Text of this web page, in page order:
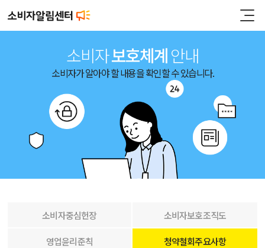
소비자보호체계안내
소비자가 알아야 할 내용을 확인할 수 있습니다.
소비자중심헌장 소비자보호조직도
영업윤리준칙 청약철회주요사항